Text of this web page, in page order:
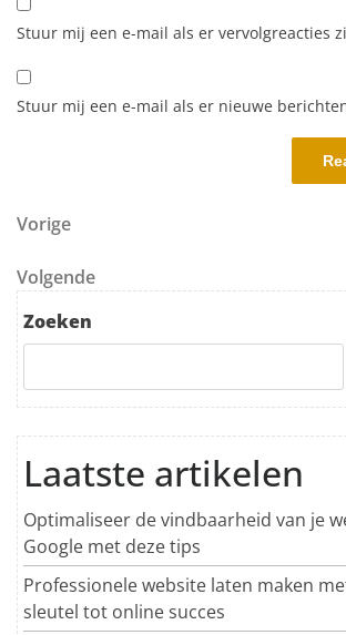
Stuur mij een e-mail als er vervolgreacties
Stuur mij een e-mail als er nieuwe
Berichtnavigatie
Vorig bericht
Vorige
Volgend bericht
Volgende
Zoeken
Laatste artikelen
Optimaliseer de vindbaarheid van je
Google met deze tips
Professionele website laten maken
sleutel tot online succes